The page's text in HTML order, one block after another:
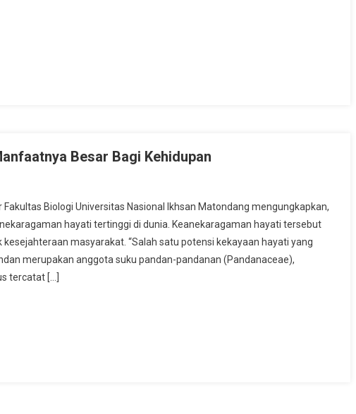
Besar Bagi Kehidupan
Fakultas Biologi Universitas Nasional Ikhsan Matondang mengungkapkan,
hayati tertinggi di dunia. Keanekaragaman hayati tersebut
masyarakat. “Salah satu potensi kekayaan hayati yang
merupakan anggota suku pandan-pandanan (Pandanaceae),
tercatat […]